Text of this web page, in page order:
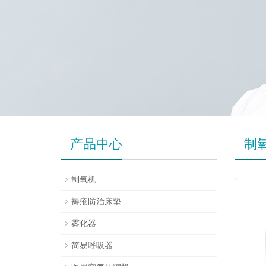
制
产品中心
制氧机
褥疮防治床垫
雾化器
简易呼吸器